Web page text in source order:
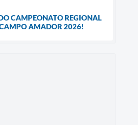
CAMPEONATO REGIONAL
CAMPO AMADOR 2026!